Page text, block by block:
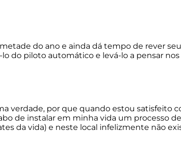
do ano e ainda dá tempo de rever
do piloto automático e levá-lo a pensar nos
verdade, por que quando estou satisfeito
de instalar em minha vida um processo
da vida) e neste local infelizmente não